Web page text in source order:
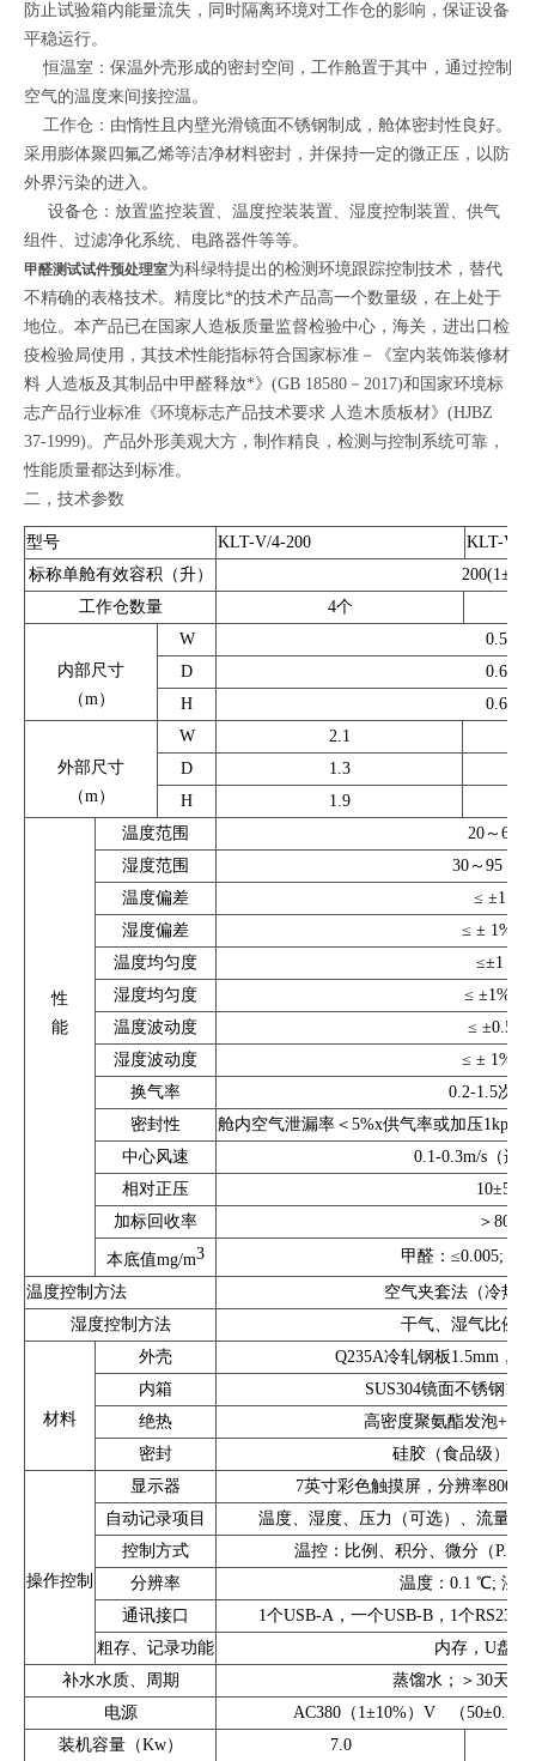
防止试验箱内能量流失，同时隔离环境对工作仓的影响，保证设备
平稳运行。
恒温室：保温外壳形成的密封空间，工作舱置于其中，通过控制
空气的温度来间接控温。
工作仓：由惰性且内壁光滑镜面不锈钢制成，舱体密封性良好。
采用膨体聚四氟乙烯等洁净材料密封，并保持一定的微正压，以防
外界污染的进入。
设备仓：放置监控装置、温度控装装置、湿度控制装置、供气
组件、过滤净化系统、电路器件等等。
甲醛测试试件预处理室为科绿特提出的检测环境跟踪控制技术，替代
不精确的表格技术。精度比*的技术产品高一个数量级，在上处于
地位。本产品已在国家人造板质量监督检验中心，海关，进出口检
疫检验局使用，其技术性能指标符合国家标准－《室内装饰装修材
料 人造板及其制品中甲醛释放*》(GB 18580－2017)和国家环境标
志产品行业标准《环境标志产品技术要求 人造木质板材》(HJBZ
37-1999)。产品外形美观大方，制作精良，检测与控制系统可靠，
性能质量都达到标准。
二，技术参数
型号 KLT-V/4-200
KLT-V/6-
标称单舱有效容积（升）
工作仓数量
4个
内部尺寸
（m）
W
0.52
D
0.65
H
0.60
外部尺寸
（m）
W
2.1
D
1.3
H
1.9
性
能
温度范围
20～60℃
湿度范围
30～95 %
温度偏差
≤ ±1 ℃
湿度偏差
≤ ± 1%
温度均匀度
≤±1 ℃
湿度均匀度
≤ ±1%
温度波动度
≤ ±0.5 ℃
湿度波动度
≤ ± 1%
换气率
0.2-1.5次/
密封性
舱内空气泄漏率＜5%x供气率或加压1kpa
中心风速
0.1-0.3m/s（连
相对正压
10±5pa
加标回收率
＞80%
本底值mg/m3
甲醛：≤0.005;
温度控制方法
空气夹套法（冷热
湿度控制方法
干气、湿气比例
材料
外壳
Q235A冷轧钢板1.5mm，
内箱
SUS304镜面不锈钢
绝热
高密度聚氨酯发泡
密封
硅胶（食品级）、
操作控制
显示器
7英寸彩色触摸屏，分辨率
自动记录项目
温度、湿度、压力（可选）、流量（
控制方式
温控：比例、积分、微分（
分辨率
温度：0.1 ℃; 湿度
通讯接口
1个USB-A，一个USB-B，1个RS232
粗存、记录功能
内存，U盘，
补水水质、周期
蒸馏水；＞30天（
电源
AC380（1±10%）V （50±0.5
装机容量（Kw）
7.0